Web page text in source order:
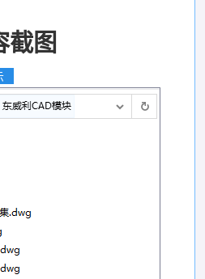
截图